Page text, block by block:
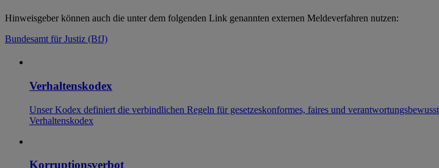
Hinweisgeber können auch die unter dem folgenden Link genannten externen Meldeverfahren nutzen:
Bundesamt für Justiz (BfJ)
Verhaltenskodex
Unser Kodex definiert die verbindlichen Regeln für gesetzeskonformes, faires und
Verhaltenskodex
Korruptionsverbot